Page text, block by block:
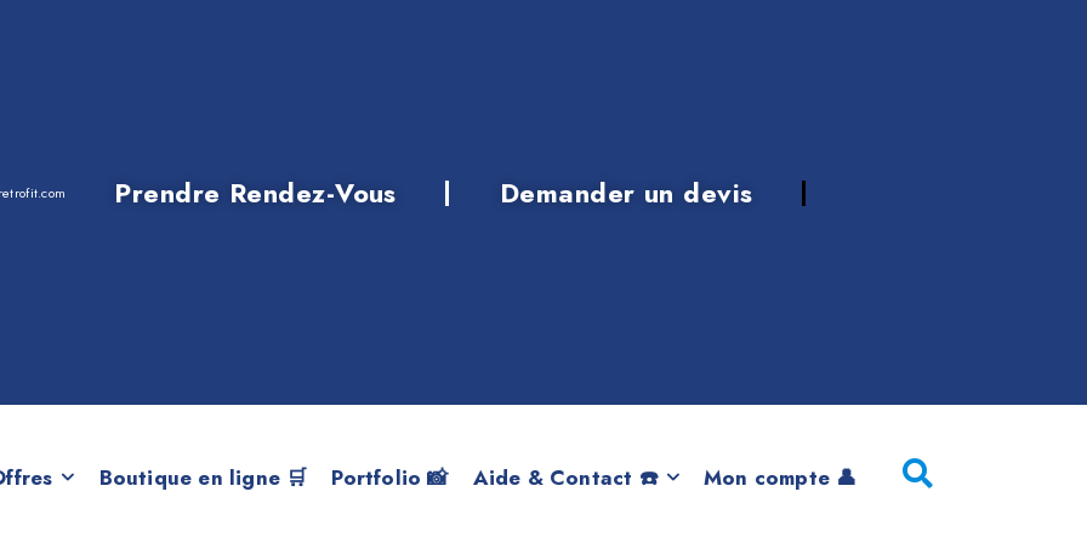
Prendre Rendez-Vous Demander un devis
Boutique en ligne 🛒 Portfolio 📸 Aide & Contact ☎️ Mon compte 👤
BMW Série 2 Active
225iX de 2016